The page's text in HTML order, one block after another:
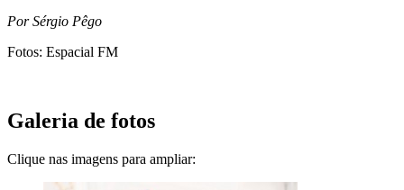
Por Sérgio Pêgo
Fotos: Espacial FM
Galeria de fotos
Clique nas imagens para ampliar: